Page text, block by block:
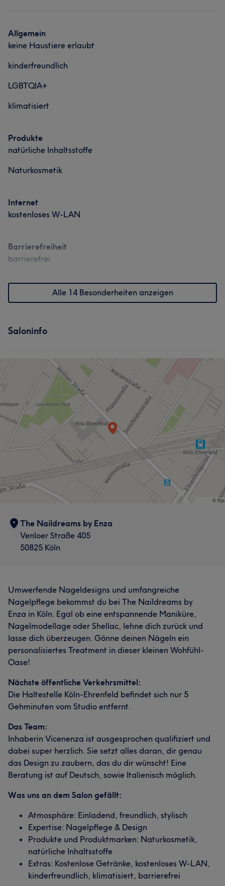
Allgemein
keine Haustiere erlaubt
kinderfreundlich
LGBTQIA+
klimatisiert
Produkte
natürliche Inhaltsstoffe
Naturkosmetik
Internet
kostenloses W-LAN
Barrierefreiheit
barrierefrei
Alle 14 Besonderheiten anzeigen
Saloninfo
The Naildreams by Enza
Venloer Straße 405
50825 Köln
Umwerfende Nageldesigns und umfangreiche
Nagelpflege bekommst du bei The Naildreams by
Enza in Köln. Egal ob eine entspannende Maniküre,
Nagelmodellage oder Shellac, lehne dich zurück und
lasse dich überzeugen. Gönne deinen Nägeln ein
personalisiertes Treatment in dieser kleinen Wohfühl-
Oase!
Nächste öffentliche Verkehrsmittel:
Die Haltestelle Köln-Ehrenfeld befindet sich nur 5
Gehminuten vom Studio entfernt.
Das Team:
Inhaberin Vicenenza ist ausgesprochen qualifiziert und
dabei super herzlich. Sie setzt alles daran, dir genau
das Design zu zaubern, das du dir wünscht! Eine
Beratung ist auf Deutsch, sowie Italienisch möglich.
Was uns an dem Salon gefällt:
Atmosphäre: Einladend, freundlich, stylisch
Expertise: Nagelpflege & Design
Produkte und Produktmarken: Naturkosmetik,
natürliche Inhaltsstoffe
Extras: Kostenlose Getränke, kostenloses W-LAN,
kinderfreundlich, klimatisiert, barrierefrei